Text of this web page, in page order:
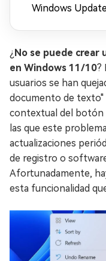
Windows
¿ No se puede
en Windows 11/10?
usuarios se han
documento de
contextual del botón
las que este
actualizaciones
de registro o
Afortunadamente,
esta funcionalidad